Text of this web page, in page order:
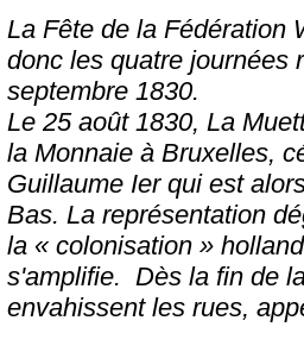
La Fête de la Fédération
donc les quatre journées
septembre 1830.
Le 25 août 1830, La
la Monnaie à Bruxelles,
Guillaume Ier qui est
Bas. La représentation
la « colonisation »
s'amplifie. Dès la fin de
envahissent les rues,